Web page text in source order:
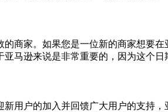
商家。如果您是一位新的商家想要
马逊来说是非常重要的，因为这个日
用户的加入并回馈广大用户的支持